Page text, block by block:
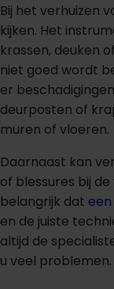
Bij het verhuizen
kijken. Het
krassen, deuken
niet goed wordt
er
deurposten of
muren of vloeren.
Daarnaast kan
of blessures bij
belangrijk dat
en de juiste
altijd de
u veel problemen.